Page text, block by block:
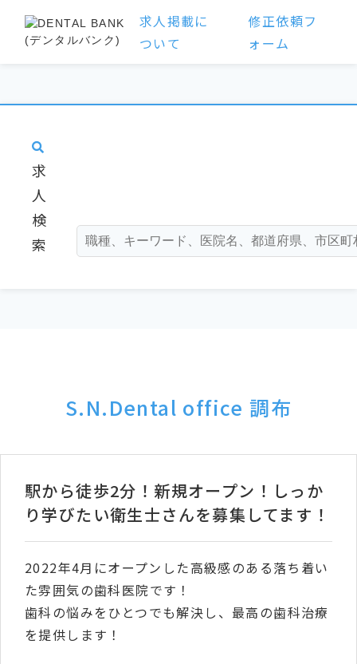
求人掲載に
ついて
修正依頼フ
ォーム
求
人
検
索
S.N.Dental office 調布
駅から徒歩2分！新規オープン！しっか
り学びたい衛生士さんを募集してます！
2022年4月にオープンした高級感のある落ち着い
た雰囲気の歯科医院です！
歯科の悩みをひとつでも解決し、最高の歯科治療
を提供します！